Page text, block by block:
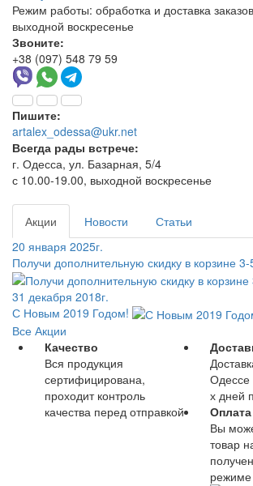
Режим работы: обработка и доставка
выходной воскресенье
Звоните:
+38 (097) 548 79 59
Пишите:
artalex_odessa@ukr.net
Всегда рады встрече:
г. Одесса, ул. Базарная, 5/4
с 10.00-19.00, выходной воскресенье
Акции Новости
Статьи
20 января 2025г.
Получи дополнительную скидку в корзине 3-
31 декабря 2018г.
С Новым 2019 Годом!
Все Акции
Качество
Вся продукция
сертифицирована,
проходит контроль
качества перед отправкой
Одессе
х дней
Оплата
Вы
товар
режиме